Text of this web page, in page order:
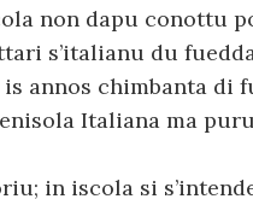
non dapu conottu
s’italianu du
annos chimbanta di
Italiana ma
in iscola si